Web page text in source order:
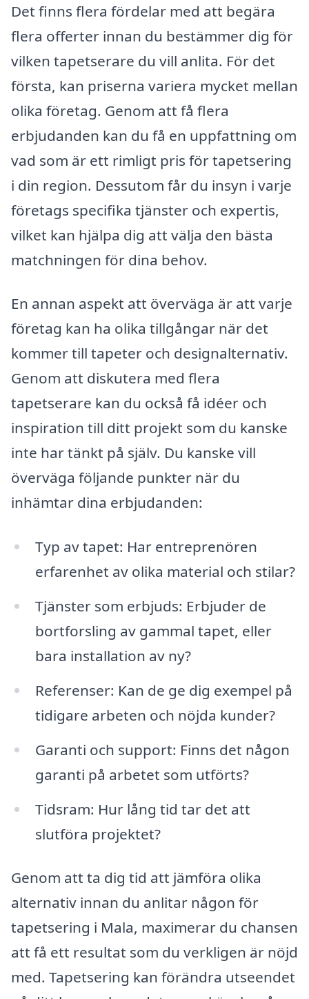
Det finns flera fördelar med att begära
flera offerter innan du bestämmer dig för
vilken tapetserare du vill anlita. För det
första, kan priserna variera mycket mellan
olika företag. Genom att få flera
erbjudanden kan du få en uppfattning om
vad som är ett rimligt pris för tapetsering
i din region. Dessutom får du insyn i varje
företags specifika tjänster och expertis,
vilket kan hjälpa dig att välja den bästa
matchningen för dina behov.
En annan aspekt att överväga är att varje
företag kan ha olika tillgångar när det
kommer till tapeter och designalternativ.
Genom att diskutera med flera
tapetserare kan du också få idéer och
inspiration till ditt projekt som du kanske
inte har tänkt på själv. Du kanske vill
överväga följande punkter när du
inhämtar dina erbjudanden:
Typ av tapet: Har entreprenören
erfarenhet av olika material och stilar?
Tjänster som erbjuds: Erbjuder de
bortforsling av gammal tapet, eller
bara installation av ny?
Referenser: Kan de ge dig exempel på
tidigare arbeten och nöjda kunder?
Garanti och support: Finns det någon
garanti på arbetet som utförts?
Tidsram: Hur lång tid tar det att
slutföra projektet?
Genom att ta dig tid att jämföra olika
alternativ innan du anlitar någon för
tapetsering i Mala, maximerar du chansen
att få ett resultat som du verkligen är nöjd
med. Tapetsering kan förändra utseendet